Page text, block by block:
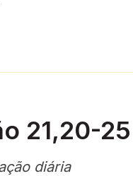
21,20-
diária